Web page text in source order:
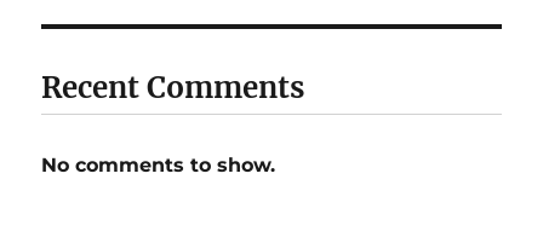
Recent Comments
No comments to show.